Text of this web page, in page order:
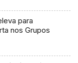
para
nos Grupos